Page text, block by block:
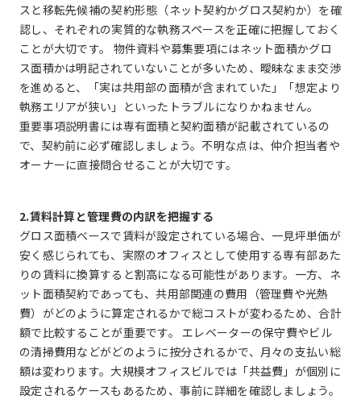
スと移転先候補の契約形態（ネット契約かグロス契約か）を確
認し、それぞれの実質的な執務スペースを正確に把握しておく
ことが大切です。 物件資料や募集要項にはネット面積かグロ
ス面積かは明記されていないことが多いため、曖昧なまま交渉
を進めると、「実は共用部の面積が含まれていた」「想定より
執務エリアが狭い」といったトラブルになりかねません。
重要事項説明書には専有面積と契約面積が記載されているの
で、契約前に必ず確認しましょう。不明な点は、仲介担当者や
オーナーに直接問合せることが大切です。
2.賃料計算と管理費の内訳を把握する
グロス面積ベースで賃料が設定されている場合、一見坪単価が
安く感じられても、実際のオフィスとして使用する専有部あた
りの賃料に換算すると割高になる可能性があります。一方、ネ
ット面積契約であっても、共用部関連の費用（管理費や光熱
費）がどのように算定されるかで総コストが変わるため、合計
額で比較することが重要です。 エレベーターの保守費やビル
の清掃費用などがどのように按分されるかで、月々の支払い総
額は変わります。大規模オフィスビルでは「共益費」が個別に
設定されるケースもあるため、事前に詳細を確認しましょう。